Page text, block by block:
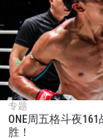
专题
ONE周五格斗夜
胜！